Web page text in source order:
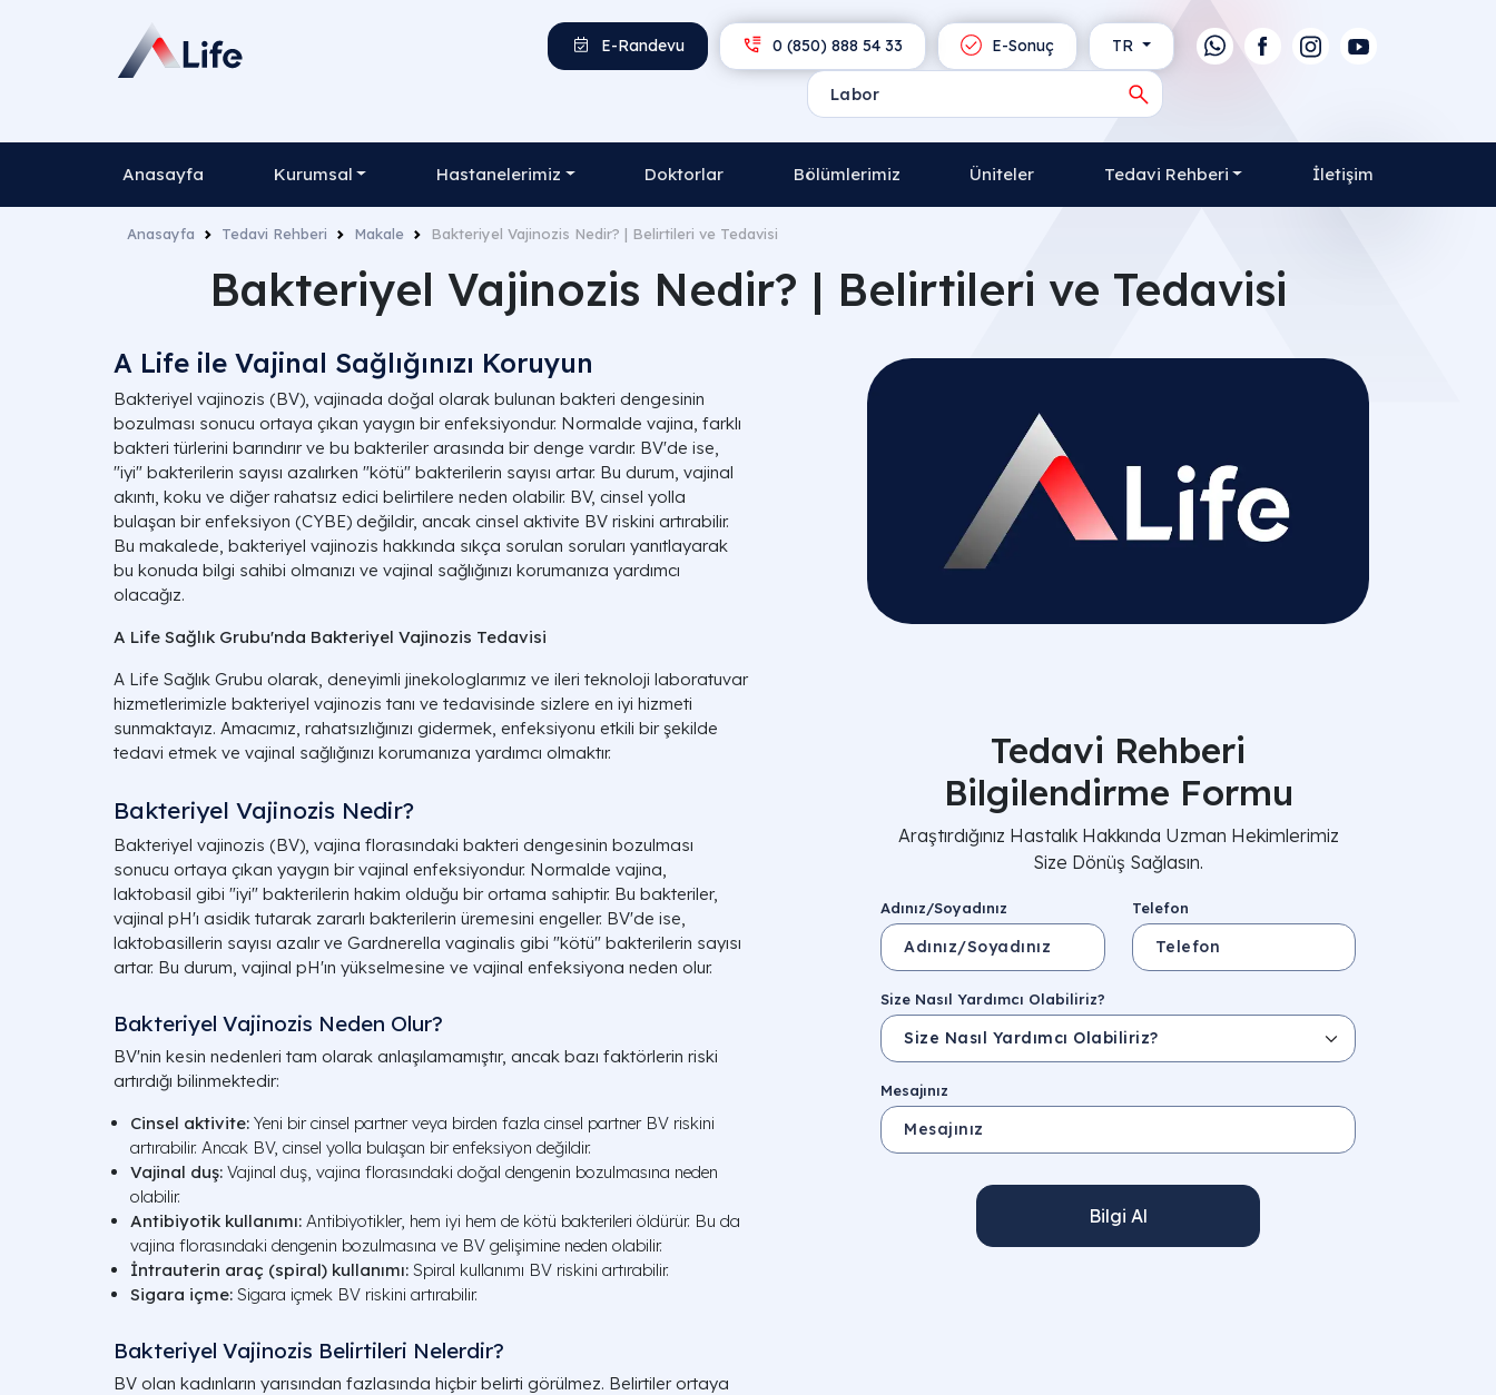
TR
E-Sonuç
0 (850) 888 54 33
E-Randevu
Anasayfa Kurumsal Hastanelerimiz Doktorlar Bölümlerimiz Üniteler Tedavi Rehberi İletişim
Anasayfa Tedavi Rehberi Makale Bakteriyel Vajinozis Nedir? | Belirtileri ve Tedavisi
Bakteriyel Vajinozis Nedir? | Belirtileri ve Tedavisi
A Life ile Vajinal Sağlığınızı Koruyun
Bakteriyel vajinozis (BV), vajinada doğal olarak bulunan bakteri dengesinin
bozulması sonucu ortaya çıkan yaygın bir enfeksiyondur. Normalde vajina, farklı
bakteri türlerini barındırır ve bu bakteriler arasında bir denge vardır. BV'de ise,
"iyi" bakterilerin sayısı azalırken "kötü" bakterilerin sayısı artar. Bu durum, vajinal
akıntı, koku ve diğer rahatsız edici belirtilere neden olabilir. BV, cinsel yolla
bulaşan bir enfeksiyon (CYBE) değildir, ancak cinsel aktivite BV riskini artırabilir.
Bu makalede, bakteriyel vajinozis hakkında sıkça sorulan soruları yanıtlayarak
bu konuda bilgi sahibi olmanızı ve vajinal sağlığınızı korumanıza yardımcı
olacağız.
A Life Sağlık Grubu'nda Bakteriyel Vajinozis Tedavisi
A Life Sağlık Grubu olarak, deneyimli jinekologlarımız ve ileri teknoloji laboratuvar
hizmetlerimizle bakteriyel vajinozis tanı ve tedavisinde sizlere en iyi hizmeti
sunmaktayız. Amacımız, rahatsızlığınızı gidermek, enfeksiyonu etkili bir şekilde
tedavi etmek ve vajinal sağlığınızı korumanıza yardımcı olmaktır.
Bakteriyel Vajinozis Nedir?
Bakteriyel vajinozis (BV), vajina florasındaki bakteri dengesinin bozulması
sonucu ortaya çıkan yaygın bir vajinal enfeksiyondur. Normalde vajina,
laktobasil gibi "iyi" bakterilerin hakim olduğu bir ortama sahiptir. Bu bakteriler,
vajinal pH'ı asidik tutarak zararlı bakterilerin üremesini engeller. BV'de ise,
laktobasillerin sayısı azalır ve Gardnerella vaginalis gibi "kötü" bakterilerin sayısı
artar. Bu durum, vajinal pH'ın yükselmesine ve vajinal enfeksiyona neden olur.
Bakteriyel Vajinozis Neden Olur?
BV'nin kesin nedenleri tam olarak anlaşılamamıştır, ancak bazı faktörlerin riski
artırdığı bilinmektedir:
Cinsel aktivite: Yeni bir cinsel partner veya birden fazla cinsel partner BV riskini
artırabilir. Ancak BV, cinsel yolla bulaşan bir enfeksiyon değildir.
Vajinal duş: Vajinal duş, vajina florasındaki doğal dengenin bozulmasına neden
olabilir.
Antibiyotik kullanımı: Antibiyotikler, hem iyi hem de kötü bakterileri öldürür. Bu da
vajina florasındaki dengenin bozulmasına ve BV gelişimine neden olabilir.
İntrauterin araç (spiral) kullanımı: Spiral kullanımı BV riskini artırabilir.
Sigara içme: Sigara içmek BV riskini artırabilir.
Bakteriyel Vajinozis Belirtileri Nelerdir?
BV olan kadınların yarısından fazlasında hiçbir belirti görülmez. Belirtiler ortaya
Tedavi Rehberi
Bilgilendirme Formu
Araştırdığınız Hastalık Hakkında Uzman Hekimlerimiz
Size Dönüş Sağlasın.
Adınız/Soyadınız Telefon
Size Nasıl Yardımcı Olabiliriz?
Mesajınız
Bilgi Al